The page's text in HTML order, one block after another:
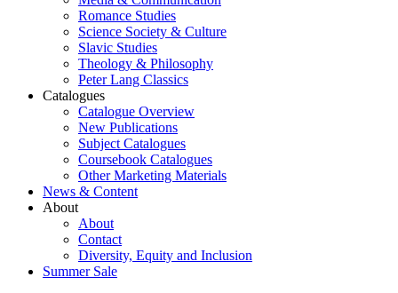
Romance Studies
Science Society & Culture
Slavic Studies
Theology & Philosophy
Peter Lang Classics
Catalogues
Catalogue Overview
New Publications
Subject Catalogues
Coursebook Catalogues
Other Marketing Materials
News & Content
About
About
Contact
Diversity, Equity and Inclusion
Summer Sale